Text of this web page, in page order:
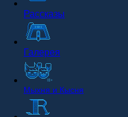
Рассказы
Галерея
Мыхня и Кысня